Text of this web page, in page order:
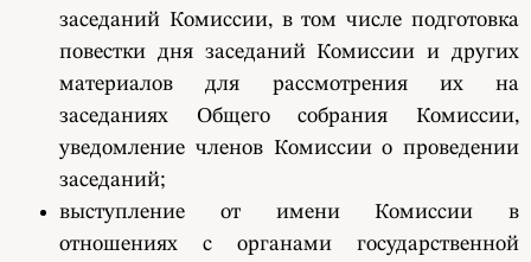
заседаний Комиссии, в том числе подготовка
повестки дня заседаний Комиссии и других
материалов для рассмотрения их на
заседаниях Общего собрания Комиссии,
уведомление членов Комиссии о проведении
заседаний;
выступление от имени Комиссии в
отношениях с органами государственной